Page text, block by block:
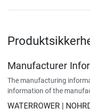
Manufacturer
The manufacturing
information of the
WATERROWER |